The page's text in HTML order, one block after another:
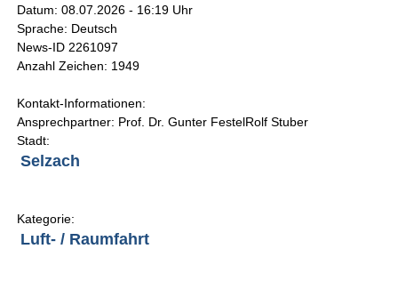
Datum: 08.07.2026 - 16:19 Uhr
Sprache: Deutsch
News-ID 2261097
Anzahl Zeichen: 1949
Kontakt-Informationen:
Ansprechpartner: Prof. Dr. Gunter FestelRolf Stuber
Stadt:
Selzach
Kategorie:
Luft- / Raumfahrt